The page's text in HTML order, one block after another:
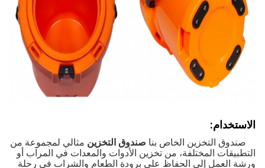
الاستخدام:
صندوق التخزين الخاص بناصندوق التخزينمثالي لمجموعة من
التطبيقات المختلفة، من تخزين الأدوات والمعدات في المرآب أو
ورشة العمل إلى الحفاظ على برودة الطعام والشراب في رحلة